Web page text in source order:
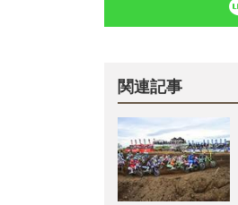
関連記事